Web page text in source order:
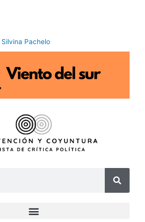
Silvina Pachelo